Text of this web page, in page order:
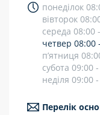
Укрпошта
Укрпошта
Доставка за
Прийом
понеділок
вівторок
середа 08:00
четвер 08:00
п’ятниця
субота 09:00
неділя 09:00
Перелік